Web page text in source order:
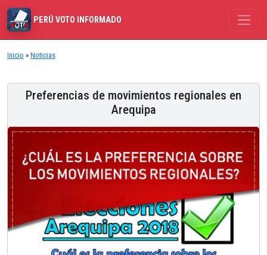
PERÚ VOTO INFORMADO
Inicio » Noticias
Preferencias de movimientos regionales en
Arequipa